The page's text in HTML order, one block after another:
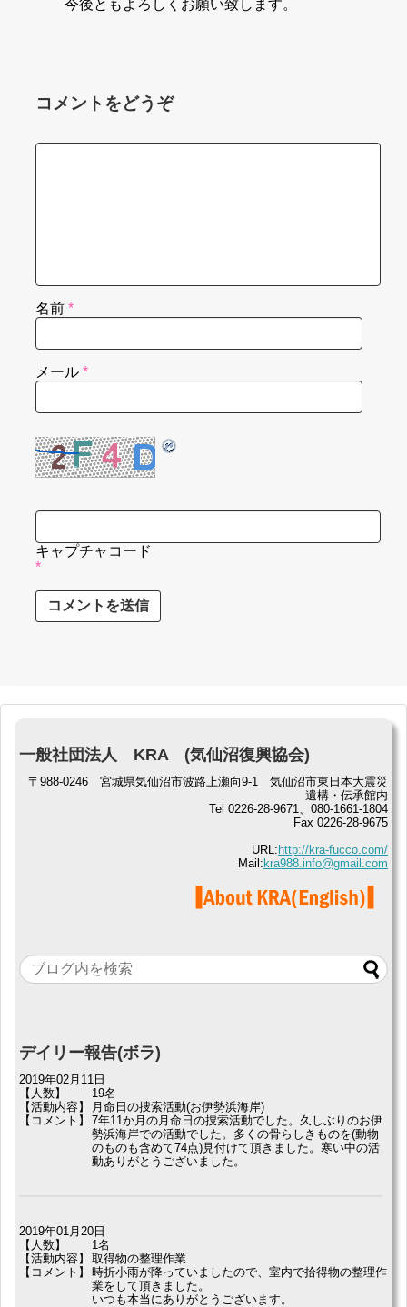
今後ともよろしくお願い致します。
コメントをどうぞ
名前 *
メール *
キャプチャコード
*
一般社団法人 KRA (気仙沼復興協会)
〒988-0246 宮城県気仙沼市波路上瀬向9-1 気仙沼市東日本大震災
遺構・伝承館内
Tel 0226-28-9671、080-1661-1804
Fax 0226-28-9675
URL:http://kra-fucco.com/
Mail:kra988.info@gmail.com
デイリー報告(ボラ)
2019年02月11日
【人数】
19名
【活動内容】
月命日の捜索活動(お伊勢浜海岸)
【コメント】
7年11か月の月命日の捜索活動でした。久しぶりのお伊
勢浜海岸での活動でした。多くの骨らしきものを(動物
のものも含めて74点)見付けて頂きました。寒い中の活
動ありがとうございました。
2019年01月20日
【人数】
1名
【活動内容】
取得物の整理作業
【コメント】
時折小雨が降っていましたので、室内で拾得物の整理作
業をして頂きました。
いつも本当にありがとうございます。